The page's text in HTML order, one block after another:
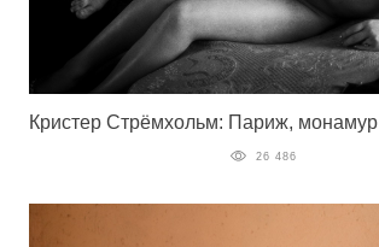
Кристер Стрёмхольм: Париж, монамур
26 486